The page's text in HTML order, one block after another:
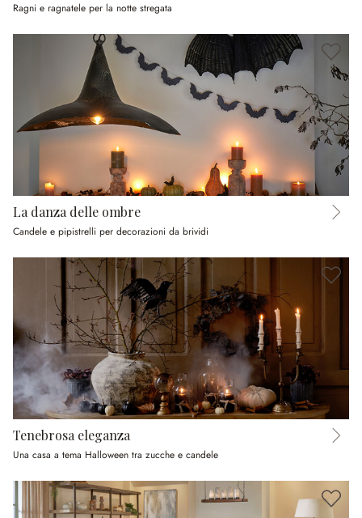
Ragni e ragnatele per la notte stregata
La danza delle ombre
Candele e pipistrelli per decorazioni da brividi
Tenebrosa eleganza
Una casa a tema Halloween tra zucche e candele